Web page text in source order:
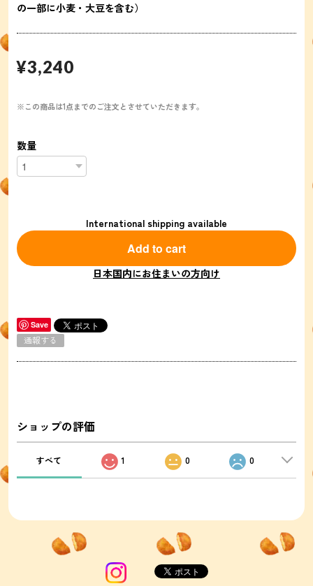
の一部に小麦・大豆を含む）
¥3,240
※この商品は1点までのご注文とさせていただきます。
数量
International shipping available
Add to cart
日本国内にお住まいの方向け
Save
通報する
ショップの評価
すべて 1 0 0